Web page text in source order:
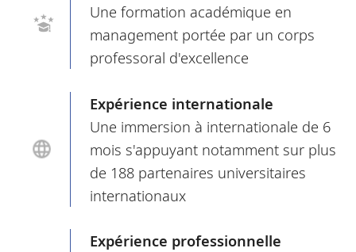
Une formation académique en
management portée par un corps
professoral d'excellence
Expérience internationale
Une immersion à internationale de 6
mois s'appuyant notamment sur plus
de 188 partenaires universitaires
internationaux
Expérience professionnelle